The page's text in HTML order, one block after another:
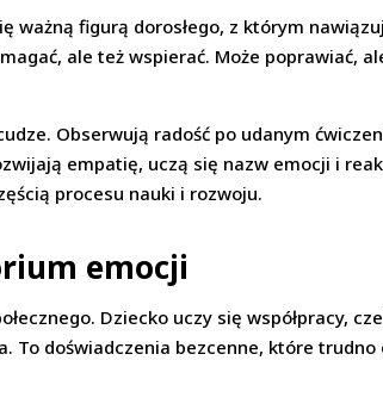
ważną figurą dorosłego, z którym
ale też wspierać. Może poprawiać,
Obserwują radość po udanym
empatię, uczą się nazw emocji i
procesu nauki i rozwoju.
emocji
Dziecko uczy się współpracy,
To doświadczenia bezcenne, które